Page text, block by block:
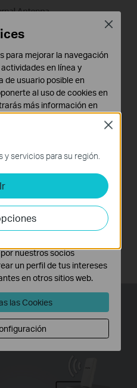
servicios para su región.
Ir
Close
para mejorar la navegación
en línea y
de usuario posible en
al uso de cookies en
más información en
para el funcionamiento
en tu sistema.
permiten analizar tus
con el fin de mejorar y
mismo.
nuestros socios
un perfil de tus intereses
en otros sitios web.
las Cookies
Close